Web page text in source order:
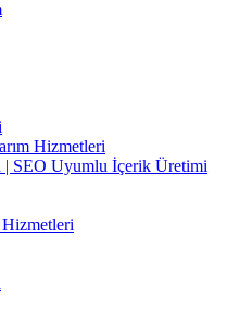
Hizmetleri
SEO Uyumlu İçerik Üretimi
Hizmetleri